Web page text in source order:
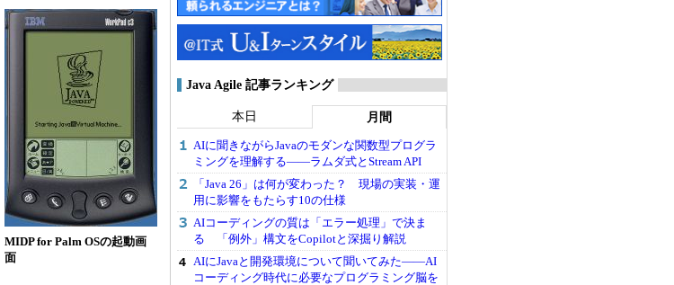
MIDP for Palm OSの起動画
面
Java Agile 記事ランキング
本日 月間
AIに聞きながらJavaのモダンな関数型プログラ
ミングを理解する――ラムダ式とStream API
「Java 26」は何が変わった？ 現場の実装・運
用に影響をもたらす10の仕様
AIコーディングの質は「エラー処理」で決ま
る 「例外」構文をCopilotと深掘り解説
AIにJavaと開発環境について聞いてみた――AI
コーディング時代に必要なプログラミング脳を